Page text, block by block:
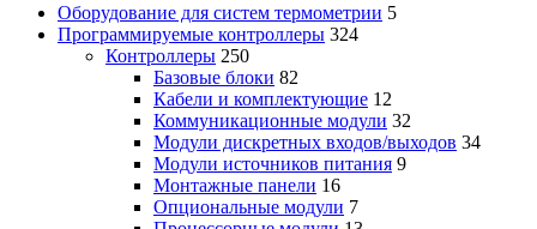
Оборудование для систем термометрии 5
Программируемые контроллеры 324
Контроллеры 250
Базовые блоки 82
Кабели и комплектующие 12
Коммуникационные модули 32
Модули дискретных входов/выходов 34
Модули источников питания 9
Монтажные панели 16
Опциональные модули 7